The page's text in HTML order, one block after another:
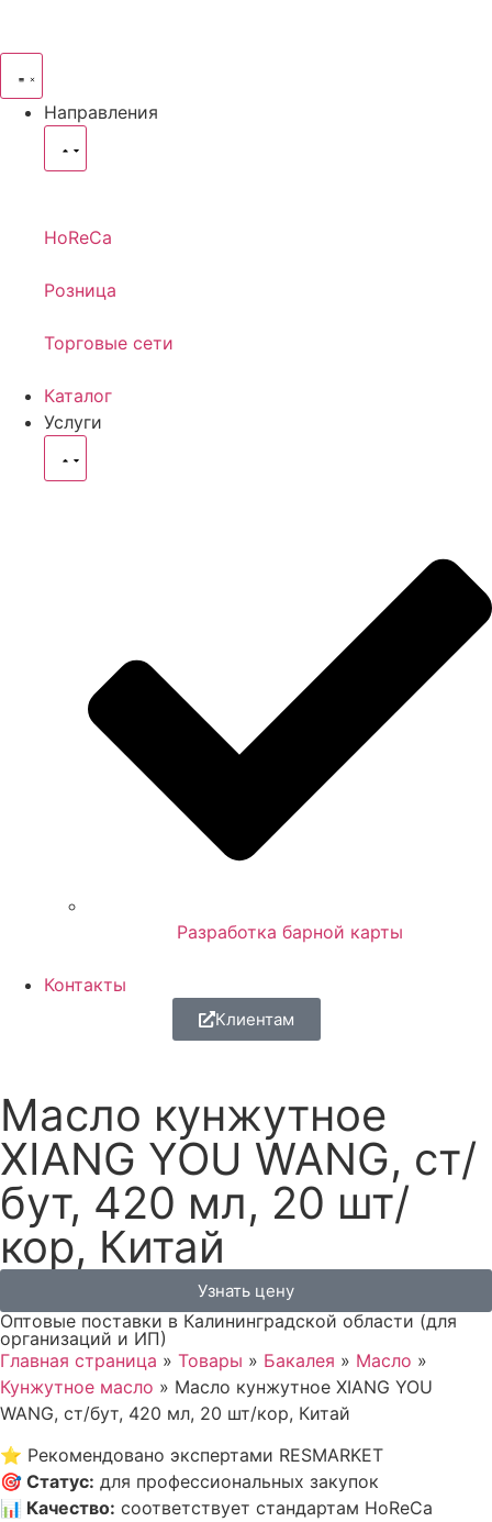
Направления
HoReCa
Розница
Торговые сети
Каталог
Услуги
Разработка барной карты
Контакты
Клиентам
Масло кунжутное
XIANG YOU WANG, ст/
бут, 420 мл, 20 шт/
кор, Китай
Узнать цену
Оптовые поставки в Калининградской области (для
организаций и ИП)
Главная страница » Товары » Бакалея » Масло »
Кунжутное масло » Масло кунжутное XIANG YOU
WANG, ст/бут, 420 мл, 20 шт/кор, Китай
⭐ Рекомендовано экспертами RESMARKET
🎯 Статус: для профессиональных закупок
📊 Качество: соответствует стандартам HoReCa